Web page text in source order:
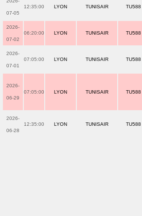
07-05
12:35:00 LYON TUNISAIR TU588
2026-
07-02
06:20:00 LYON TUNISAIR TU588
2026-
07-01
07:05:00 LYON TUNISAIR TU588
2026-
06-29
07:05:00 LYON TUNISAIR TU588
2026-
06-28
12:35:00 LYON TUNISAIR TU588